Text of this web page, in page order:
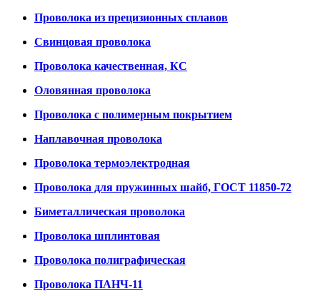
Проволока из прецизионных сплавов
Свинцовая проволока
Проволока качественная, КС
Оловянная проволока
Проволока с полимерным покрытием
Наплавочная проволока
Проволока термоэлектродная
Проволока для пружинных шайб, ГОСТ 11850-72
Биметаллическая проволока
Проволока шплинтовая
Проволока полиграфическая
Проволока ПАНЧ-11